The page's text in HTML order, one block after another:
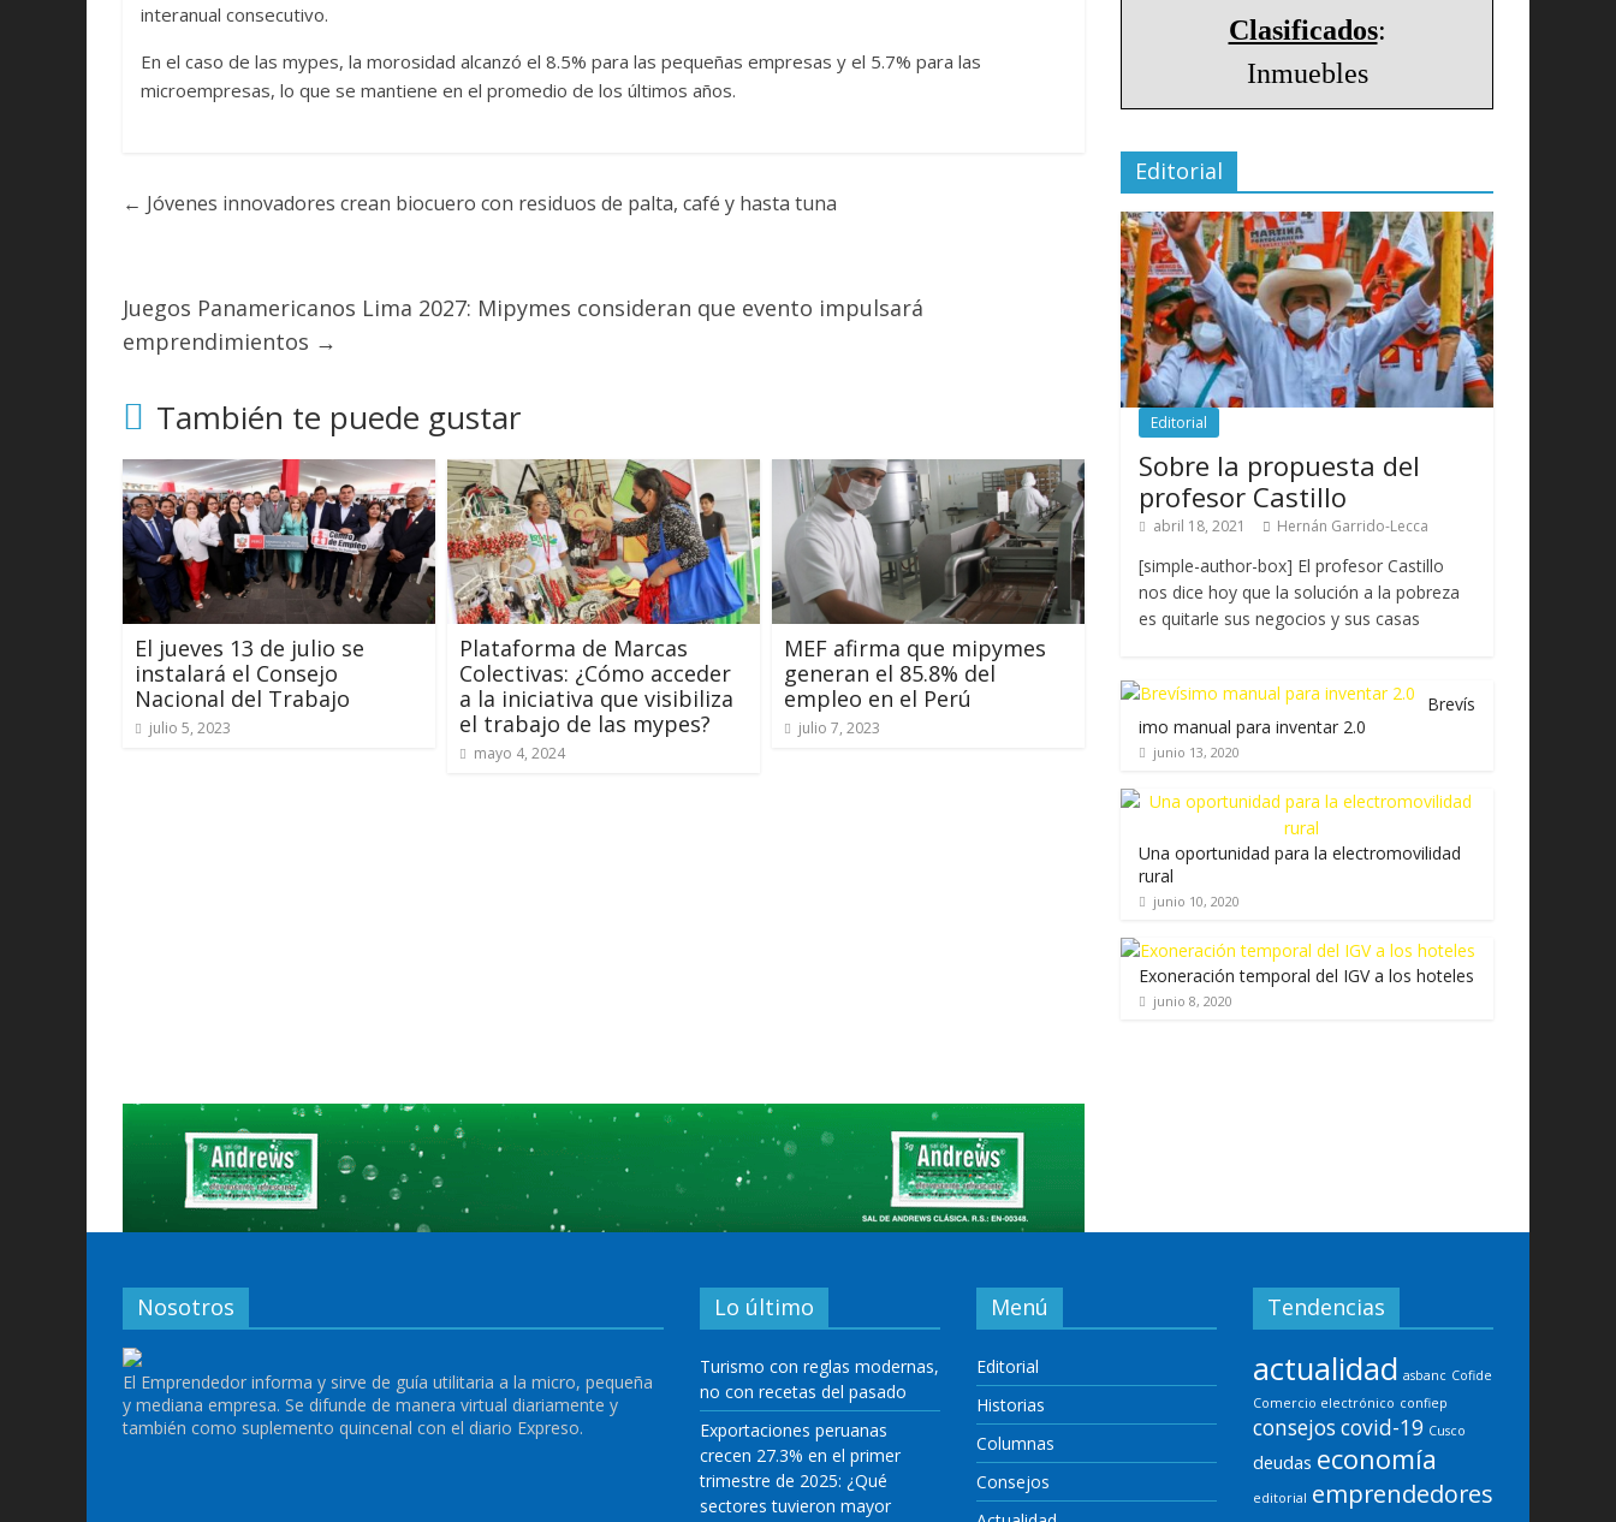
interanual consecutivo.
En el caso de las mypes, la morosidad alcanzó el 8.5% para las pequeñas empresas y el 5.7% para las
microempresas, lo que se mantiene en el promedio de los últimos años.
← Jóvenes innovadores crean biocuero con residuos de palta, café y hasta tuna
Juegos Panamericanos Lima 2027: Mipymes consideran que evento impulsará
emprendimientos →
También te puede gustar
El jueves 13 de julio se
instalará el Consejo
Nacional del Trabajo
julio 5, 2023
Plataforma de Marcas
Colectivas: ¿Cómo acceder
a la iniciativa que visibiliza
el trabajo de las mypes?
mayo 4, 2024
MEF afirma que mipymes
generan el 85.8% del
empleo en el Perú
julio 7, 2023
Clasificados:
Inmuebles
Editorial
Editorial
Sobre la propuesta del
profesor Castillo
abril 18, 2021 Hernán Garrido-Lecca
[simple-author-box] El profesor Castillo
nos dice hoy que la solución a la pobreza
es quitarle sus negocios y sus casas
Brevís
imo manual para inventar 2.0
junio 13, 2020
Una oportunidad para la electromovilidad
rural
junio 10, 2020
Exoneración temporal del IGV a los hoteles
junio 8, 2020
Nosotros
El Emprendedor informa y sirve de guía utilitaria a la micro, pequeña
y mediana empresa. Se difunde de manera virtual diariamente y
también como suplemento quincenal con el diario Expreso.
Lo último
Turismo con reglas modernas,
no con recetas del pasado
Exportaciones peruanas
crecen 27.3% en el primer
trimestre de 2025: ¿Qué
sectores tuvieron mayor
Menú
Editorial
Historias
Columnas
Consejos
Tendencias
actualidad asbanc Cofide
Comercio electrónico confiep
consejos covid-19 Cusco
deudas economía
editorial emprendedores